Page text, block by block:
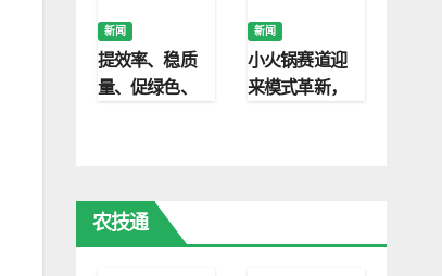
视
研讨会在京举
行
新闻
提效率、稳质
量、促绿色、
展
新闻
小火锅赛道迎
来模式革新，
农技通